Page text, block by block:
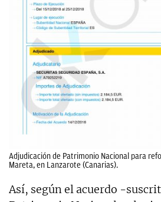
Adjudicación de Patrimonio Nacional para
Mareta, en Lanzarote (Canarias).
Así, según el acuerdo -